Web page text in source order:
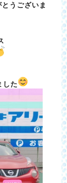
うございま
した